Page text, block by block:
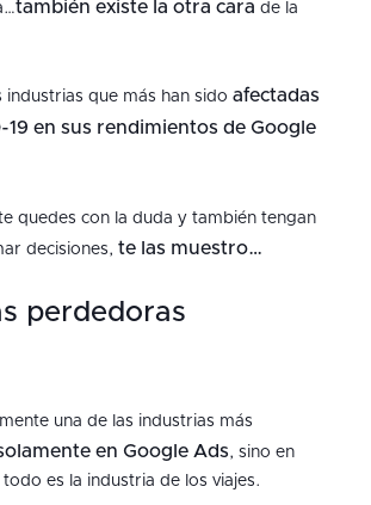
también existe la otra cara de la
industrias que más han sido afectadas
19 en sus rendimientos de Google
quedes con la duda y también tengan
decisiones, te las muestro…
perdedoras
una de las industrias más
en Google Ads, sino en
es la industria de los viajes.